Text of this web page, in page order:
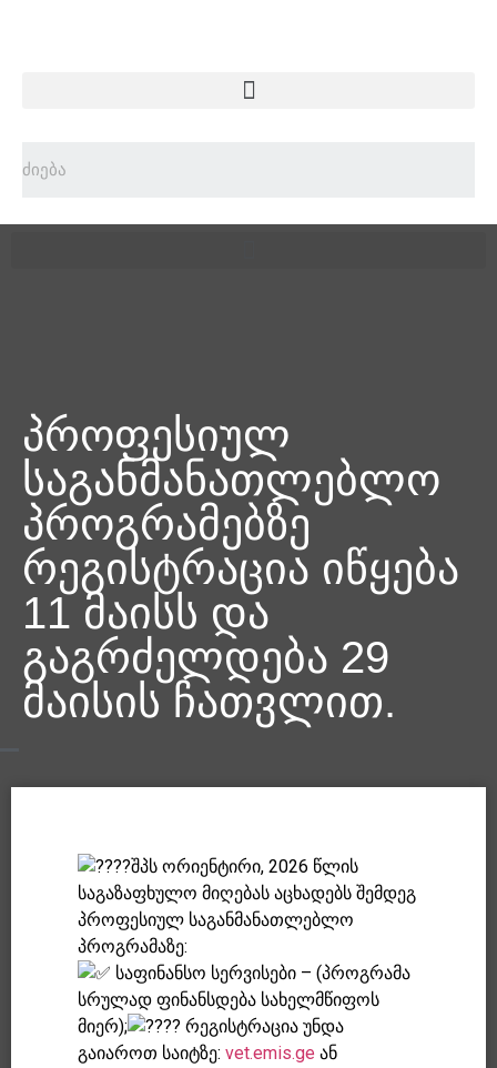
პროფესიულ
საგანმანათლებლო
პროგრამებზე
რეგისტრაცია იწყება
11 მაისს და
გაგრძელდება 29
მაისის ჩათვლით.
შპს ორიენტირი, 2026 წლის
საგაზაფხულო მიღებას აცხადებს შემდეგ
პროფესიულ საგანმანათლებლო
პროგრამაზე:
საფინანსო სერვისები – (პროგრამა
სრულად ფინანსდება სახელმწიფოს
მიერ);
რეგისტრაცია უნდა
გაიაროთ საიტზე: vet.emis.ge ან